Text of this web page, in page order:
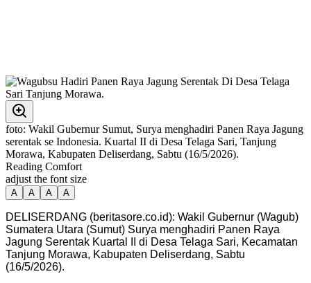
foto: Wakil Gubernur Sumut, Surya menghadiri Panen Raya Jagung
serentak se Indonesia. Kuartal II di Desa Telaga Sari, Tanjung
Morawa, Kabupaten Deliserdang, Sabtu (16/5/2026).
Reading Comfort
adjust the font size
A A A A
DELISERDANG (beritasore.co.id): Wakil Gubernur (Wagub)
Sumatera Utara (Sumut) Surya menghadiri Panen Raya
Jagung Serentak Kuartal II di Desa Telaga Sari, Kecamatan
Tanjung Morawa, Kabupaten Deliserdang, Sabtu
(16/5/2026).